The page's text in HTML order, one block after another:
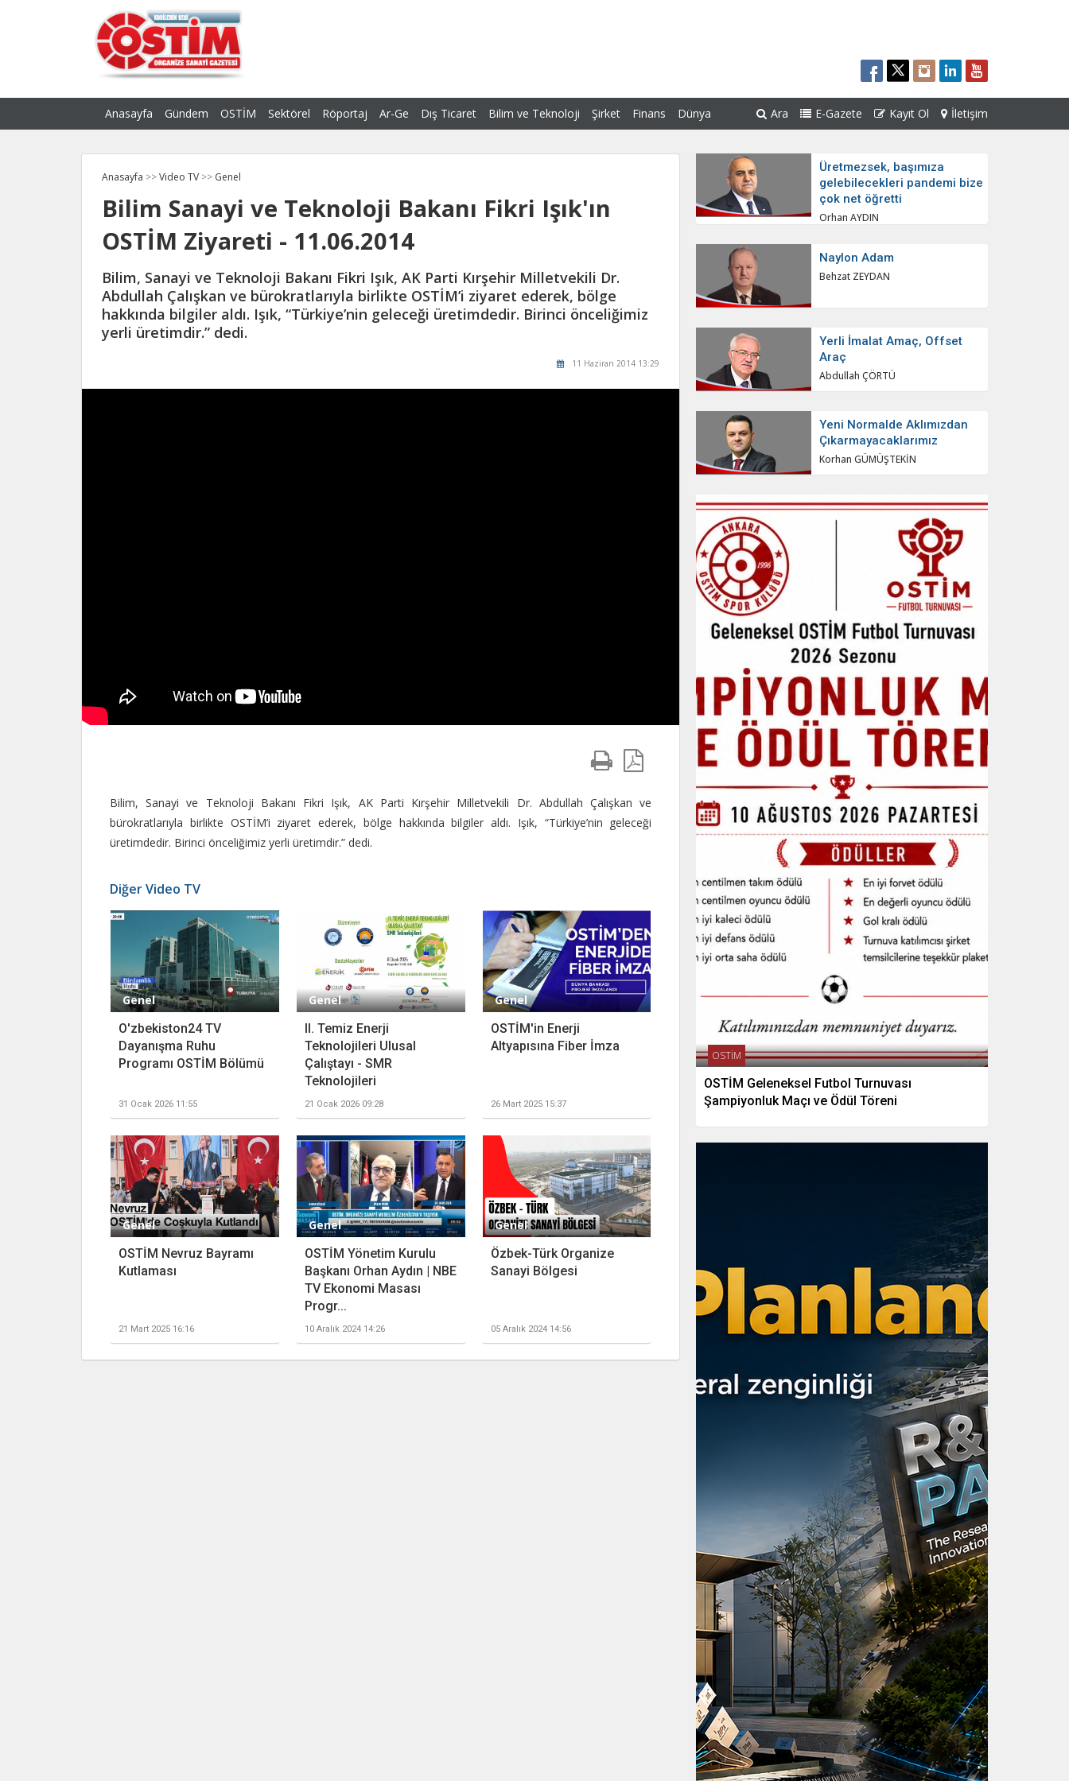
Anasayfa Gündem OSTİM Sektörel Röportaj Ar-Ge Dış Ticaret Bilim ve Teknoloji Şirket Finans Dünya Ara E-Gazete Kayıt Ol İletişim
Anasayfa >>Video TV >> Genel
Bilim Sanayi ve Teknoloji Bakanı Fikri Işık'ın
OSTİM Ziyareti - 11.06.2014
Bilim, Sanayi ve Teknoloji Bakanı Fikri Işık, AK Parti Kırşehir Milletvekili Dr.
Abdullah Çalışkan ve bürokratlarıyla birlikte OSTİM’i ziyaret ederek, bölge
hakkında bilgiler aldı. Işık, “Türkiye’nin geleceği üretimdedir. Birinci önceliğimiz
yerli üretimdir.” dedi.
11 Haziran 2014 13:29
Bilim, Sanayi ve Teknoloji Bakanı Fikri Işık, AK Parti Kırşehir Milletvekili Dr. Abdullah Çalışkan ve
bürokratlarıyla birlikte OSTİM’i ziyaret ederek, bölge hakkında bilgiler aldı. Işık, “Türkiye’nin geleceği
üretimdedir. Birinci önceliğimiz yerli üretimdir.” dedi.
Diğer Video TV
Genel
O'zbekiston24 TV
Dayanışma Ruhu
Programı OSTİM Bölümü
31 Ocak 2026 11:55
Genel
II. Temiz Enerji
Teknolojileri Ulusal
Çalıştayı - SMR
Teknolojileri
21 Ocak 2026 09:28
Genel
OSTİM'in Enerji
Altyapısına Fiber İmza
26 Mart 2025 15:37
Genel
OSTİM Nevruz Bayramı
Kutlaması
21 Mart 2025 16:16
Genel
OSTİM Yönetim Kurulu
Başkanı Orhan Aydın | NBE
TV Ekonomi Masası
Progr...
10 Aralık 2024 14:26
Genel
Özbek-Türk Organize
Sanayi Bölgesi
05 Aralık 2024 14:56
Üretmezsek, başımıza
gelebilecekleri pandemi bize
çok net öğretti
Orhan AYDIN
Naylon Adam
Behzat ZEYDAN
Yerli İmalat Amaç, Offset
Araç
Abdullah ÇÖRTÜ
Yeni Normalde Aklımızdan
Çıkarmayacaklarımız
Korhan GÜMÜŞTEKİN
OSTİM
OSTİM Geleneksel Futbol Turnuvası
Şampiyonluk Maçı ve Ödül Töreni